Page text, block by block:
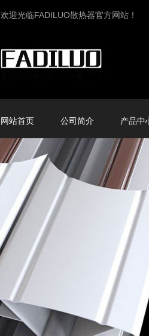
欢迎光临FADILUO散热器官方网站！
网站首页 公司简介 产品中